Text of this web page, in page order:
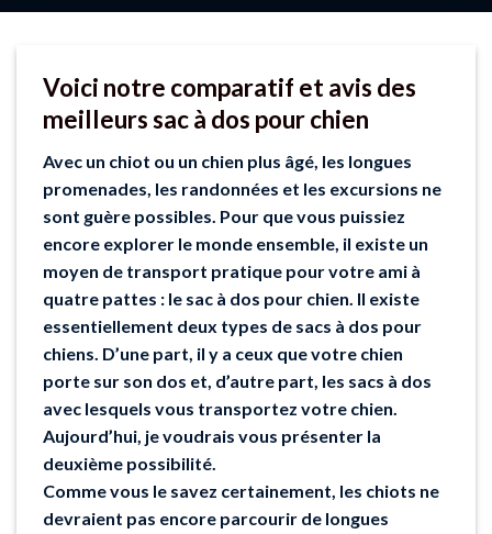
Voici notre comparatif et avis des
meilleurs sac à dos pour chien
Avec un chiot ou un chien plus âgé, les longues
promenades, les randonnées et les excursions ne
sont guère possibles. Pour que vous puissiez
encore explorer le monde ensemble, il existe un
moyen de transport pratique pour votre ami à
quatre pattes : le sac à dos pour chien. Il existe
essentiellement deux types de sacs à dos pour
chiens. D’une part, il y a ceux que votre chien
porte sur son dos et, d’autre part, les sacs à dos
avec lesquels vous transportez votre chien.
Aujourd’hui, je voudrais vous présenter la
deuxième possibilité.
Comme vous le savez certainement, les chiots ne
devraient pas encore parcourir de longues